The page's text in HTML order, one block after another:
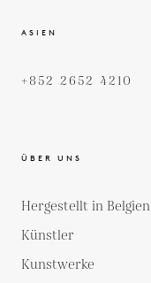
ASIEN
+852 2652 4210
ÜBER UNS
Hergestellt in Belgien
Künstler
Kunstwerke